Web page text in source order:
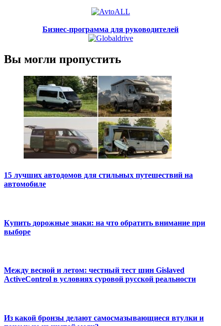
Бизнес-программа для руководителей
Вы могли пропустить
15 лучших автодомов для стильных путешествий на
автомобиле
Купить дорожные знаки: на что обратить внимание при
выборе
Между весной и летом: честный тест шин Gislaved
ActiveControl в условиях суровой русской реальности
Из какой бронзы делают самосмазывающиеся втулки и